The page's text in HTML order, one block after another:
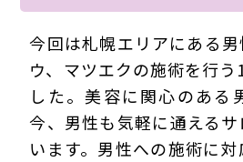
今回は札幌エリアにある
ウ、マツエクの施術を行
した。美容に関心のある
今、男性も気軽に通える
います。男性への施術に